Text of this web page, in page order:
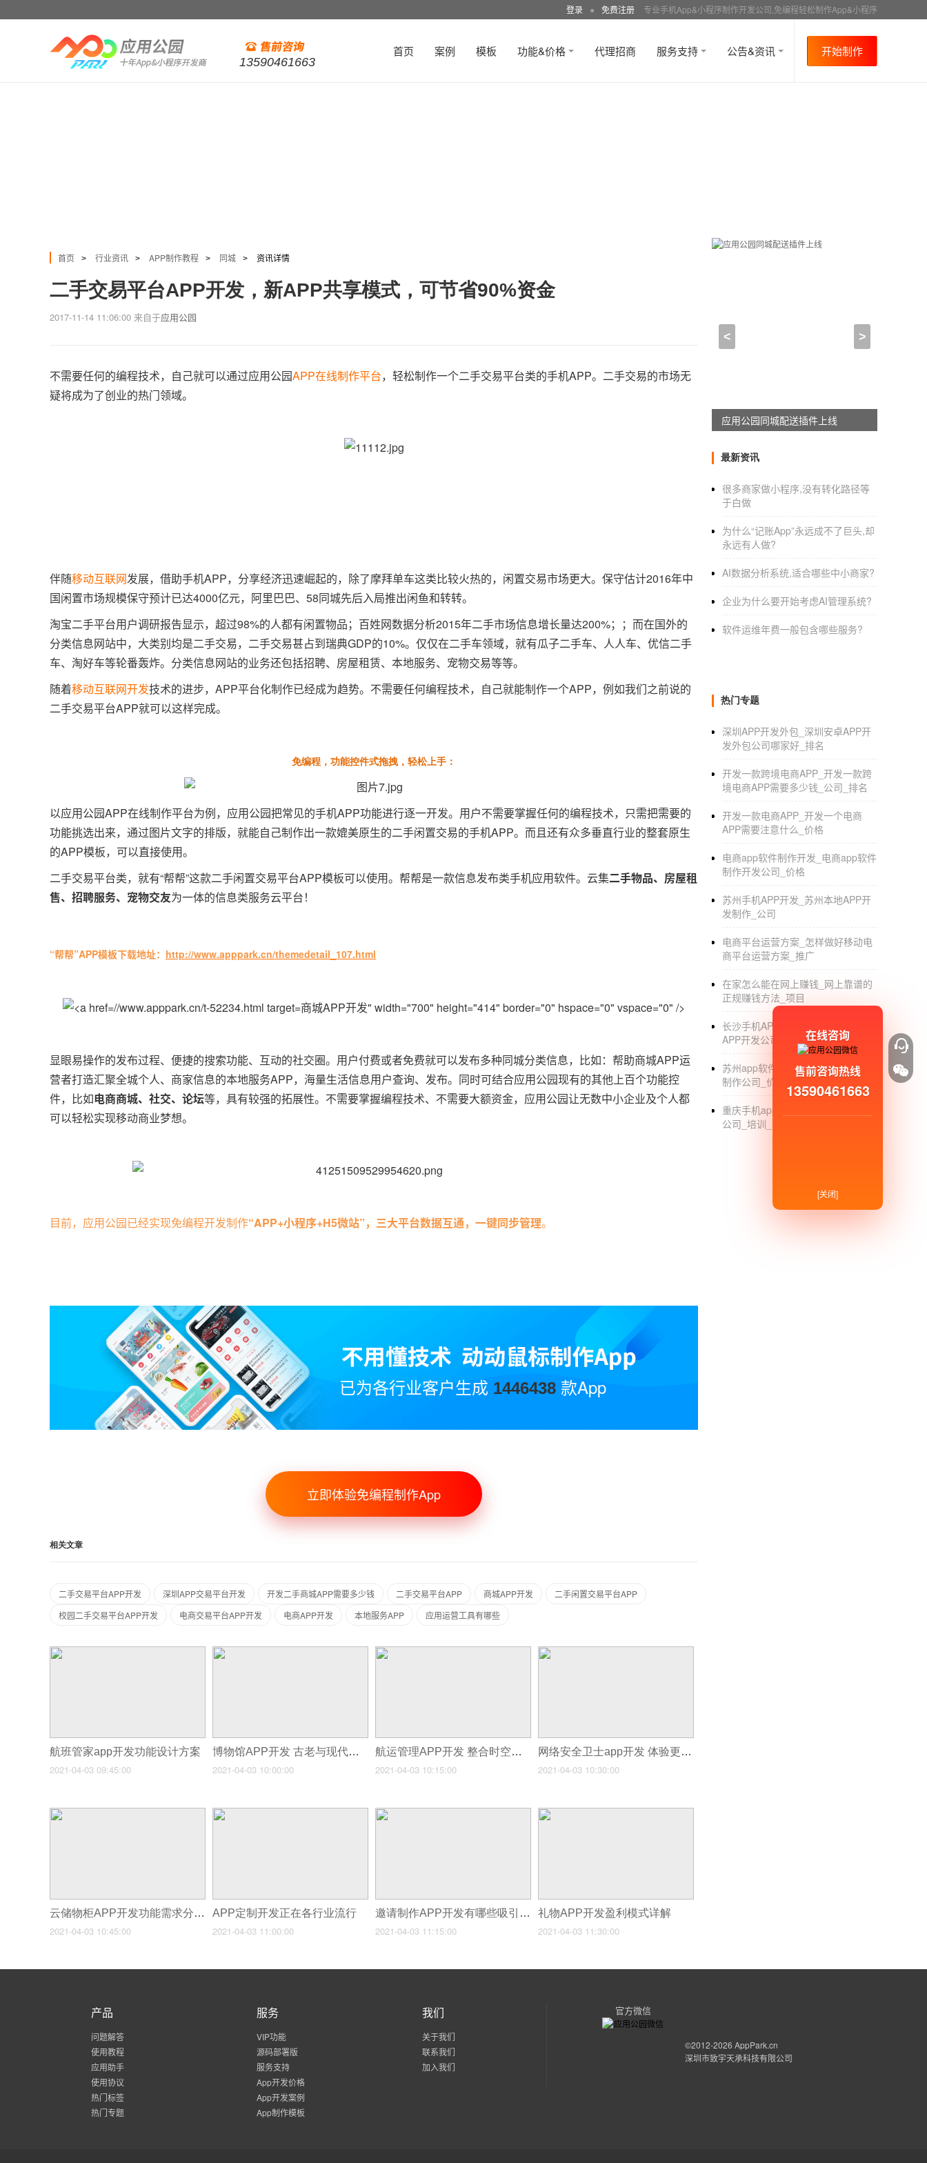
登录 ● 免费注册 专业手机App&小程序制作开发公司,免编程轻松制作App&小程序
13590461663
首页 案例 模板 功能&价格 代理招商 服务支持 公告&资讯 开始制作
首页 > 行业资讯 > APP制作教程 > 同城 > 资讯详情
二手交易平台APP开发，新APP共享模式，可节省90%资金
2017-11-14 11:06:00 来自于应用公园
不需要任何的编程技术，自己就可以通过应用公园APP在线制作平台，轻松制作一个二手交易平台类的手机APP。二手交易的市场无
疑将成为了创业的热门领域。
伴随移动互联网发展，借助手机APP，分享经济迅速崛起的，除了摩拜单车这类比较火热的，闲置交易市场更大。保守估计2016年中
国闲置市场规模保守预计已达4000亿元，阿里巴巴、58同城先后入局推出闲鱼和转转。
淘宝二手平台用户调研报告显示，超过98%的人都有闲置物品；百姓网数据分析2015年二手市场信息增长量达200%；；而在国外的
分类信息网站中，大类别均是二手交易，二手交易甚占到瑞典GDP的10%。仅仅在二手车领域，就有瓜子二手车、人人车、优信二手
车、淘好车等轮番轰炸。分类信息网站的业务还包括招聘、房屋租赁、本地服务、宠物交易等等。
随着移动互联网开发技术的进步，APP平台化制作已经成为趋势。不需要任何编程技术，自己就能制作一个APP，例如我们之前说的
二手交易平台APP就可以这样完成。
免编程，功能控件式拖拽，轻松上手：
以应用公园APP在线制作平台为例，应用公园把常见的手机APP功能进行逐一开发。用户不需要掌握任何的编程技术，只需把需要的
功能挑选出来，通过图片文字的排版，就能自己制作出一款媲美原生的二手闲置交易的手机APP。而且还有众多垂直行业的整套原生
的APP模板，可以直接使用。
二手交易平台类，就有“帮帮”这款二手闲置交易平台APP模板可以使用。帮帮是一款信息发布类手机应用软件。云集二手物品、房屋租
售、招聘服务、宠物交友为一体的信息类服务云平台！
“帮帮”APP模板下载地址： http://www.apppark.cn/themedetail_107.html
商城APP开发" width="700" height="414" border="0" hspace="0" vspace="0" />
显眼易操作的发布过程、便捷的搜索功能、互动的社交圈。用户付费或者免费就可以发布多种同城分类信息，比如：帮助商城APP运
营者打造汇聚全城个人、商家信息的本地服务APP，海量生活信息用户查询、发布。同时可结合应用公园现有的其他上百个功能控
件，比如电商商城、社交、论坛等，具有较强的拓展性。不需要掌握编程技术、不需要大额资金，应用公园让无数中小企业及个人都
可以轻松实现移动商业梦想。
目前，应用公园已经实现免编程开发制作“APP+小程序+H5微站”，三大平台数据互通，一键同步管理。
已为各行业客户生成 1446438 款App
立即体验免编程制作App
相关文章
二手交易平台APP开发 深圳APP交易平台开发 开发二手商城APP需要多少钱 二手交易平台APP 商城APP开发
二手闲置交易平台APP
校园二手交易平台APP开发
电商交易平台APP开发 电商APP开发 本地服务APP 应用运营工具有哪些
航班管家app开发功能设计方案
2021-04-03 09:45:00
博物馆APP开发 古老与现代的结合
2021-04-03 10:00:00
航运管理APP开发 整合时空大数据
2021-04-03 10:15:00
网络安全卫士app开发 体验更佳上网环境
2021-04-03 10:30:00
云储物柜APP开发功能需求分析
2021-04-03 10:45:00
APP定制开发正在各行业流行
2021-04-03 11:00:00
邀请制作APP开发有哪些吸引人的功能点？
2021-04-03 11:15:00
礼物APP开发盈利模式详解
2021-04-03 11:30:00
< >
应用公园同城配送插件上线
最新资讯
很多商家做小程序,没有转化路径等
于白做
为什么“记账App”永远成不了巨头,却
永远有人做?
AI数据分析系统,适合哪些中小商家?
企业为什么要开始考虑AI管理系统?
软件运维年费一般包含哪些服务?
热门专题
深圳APP开发外包_深圳安卓APP开
发外包公司哪家好_排名
开发一款跨境电商APP_开发一款跨
境电商APP需要多少钱_公司_排名
开发一款电商APP_开发一个电商
APP需要注意什么_价格
电商app软件制作开发_电商app软件
制作开发公司_价格
苏州手机APP开发_苏州本地APP开
发制作_公司
电商平台运营方案_怎样做好移动电
商平台运营方案_推广
在家怎么能在网上赚钱_网上靠谱的
正规赚钱方法_项目
长沙手机APP开发公司_长沙手机
APP开发公司哪家好_外包_排名
苏州app软件开发_苏州app软件开发
制作公司_价格
重庆手机app开发_重庆app开发制作
公司_培训_排名
产品
问题解答
使用教程
应用助手
使用协议
热门标签
热门专题
服务
VIP功能
源码部署版
服务支持
App开发价格
App开发案例
App制作模板
我们
关于我们
联系我们
加入我们
官方微信
©2012-2026 AppPark.cn
深圳市致宇天承科技有限公司
在线咨询
售前咨询热线
13590461663
[关闭]